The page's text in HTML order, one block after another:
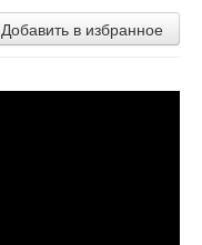
Добавить в избранное